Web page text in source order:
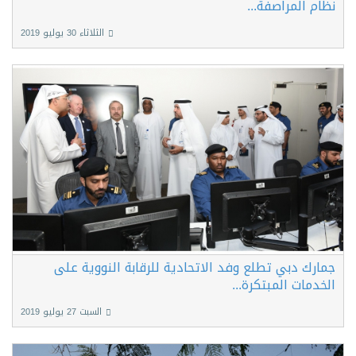
نظام المراصفة...
الثلاثاء 30 يوليو 2019
جمارك دبي تطلع وفد الاتحادية للرقابة النووية على
الخدمات المبتكرة...
السبت 27 يوليو 2019